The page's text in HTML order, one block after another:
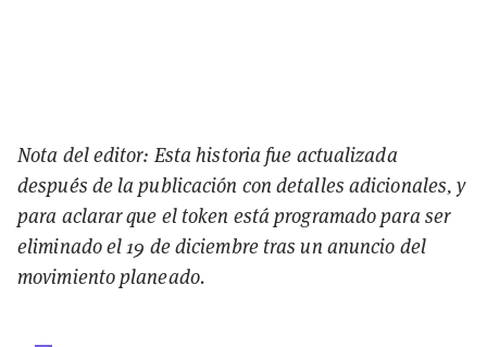
Nota del editor: Esta historia fue actualizada
después de la publicación con detalles adicionales, y
para aclarar que el token está programado para ser
eliminado el 19 de diciembre tras un anuncio del
movimiento planeado.